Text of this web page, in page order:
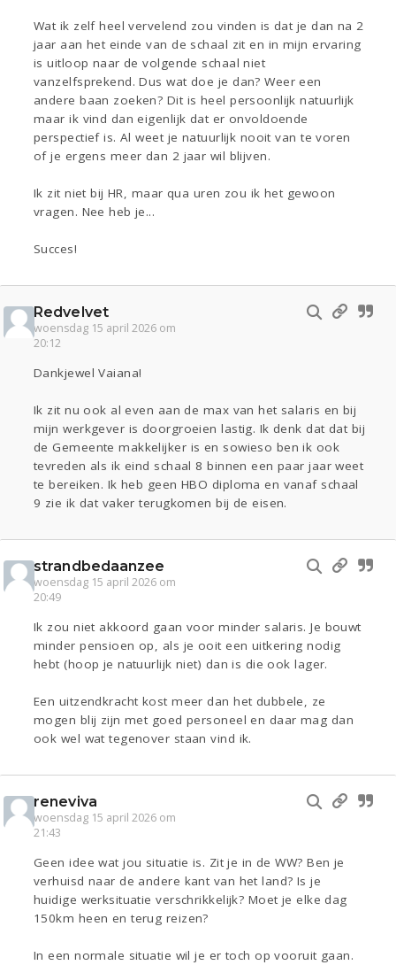
Wat ik zelf heel vervelend zou vinden is dat je dan na 2
jaar aan het einde van de schaal zit en in mijn ervaring
is uitloop naar de volgende schaal niet
vanzelfsprekend. Dus wat doe je dan? Weer een
andere baan zoeken? Dit is heel persoonlijk natuurlijk
maar ik vind dan eigenlijk dat er onvoldoende
perspectief is. Al weet je natuurlijk nooit van te voren
of je ergens meer dan 2 jaar wil blijven.
Ik zit niet bij HR, maar qua uren zou ik het gewoon
vragen. Nee heb je...
Succes!
Redvelvet
woensdag 15 april 2026 om
20:12
Dankjewel Vaiana!
Ik zit nu ook al even aan de max van het salaris en bij
mijn werkgever is doorgroeien lastig. Ik denk dat dat bij
de Gemeente makkelijker is en sowieso ben ik ook
tevreden als ik eind schaal 8 binnen een paar jaar weet
te bereiken. Ik heb geen HBO diploma en vanaf schaal
9 zie ik dat vaker terugkomen bij de eisen.
strandbedaanzee
woensdag 15 april 2026 om
20:49
Ik zou niet akkoord gaan voor minder salaris. Je bouwt
minder pensioen op, als je ooit een uitkering nodig
hebt (hoop je natuurlijk niet) dan is die ook lager.
Een uitzendkracht kost meer dan het dubbele, ze
mogen blij zijn met goed personeel en daar mag dan
ook wel wat tegenover staan vind ik.
reneviva
woensdag 15 april 2026 om
21:43
Geen idee wat jou situatie is. Zit je in de WW? Ben je
verhuisd naar de andere kant van het land? Is je
huidige werksituatie verschrikkelijk? Moet je elke dag
150km heen en terug reizen?
In een normale situatie wil je er toch op vooruit gaan.